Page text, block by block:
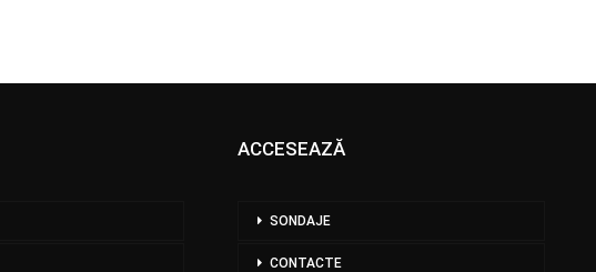
ACCESEAZĂ
SONDAJE
CONTACTE